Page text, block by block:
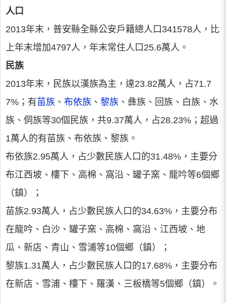
人口
2013年末，普安縣全縣公安戶籍總人口341578人，比
上年末增加4797人，年末常住人口25.6萬人。
民族
2013年末，民族以漢族為主，達23.82萬人，占71.7
7%；有苗族 、 布依族 、 黎族 、彝族、回族、白族、水
族、侗族等30個民族，共9.37萬人，占28.23%；超過
1萬人的有苗族、布依族、黎族。
布依族2.95萬人，占少數民族人口的31.48%，主要分
布江西坡、樓下、高棉、窩沿、罐子窯、龍吟等6個鄉
（鎮）；
苗族2.93萬人，占少數民族人口的34.63%，主要分布
在龍吟、白沙、罐子窯、高棉、窩沿、江西坡、地
瓜、新店、青山、雪浦等10個鄉（鎮）；
黎族1.31萬人，占少數民族人口的17.68%，主要分布
在新店、雪浦、樓下、羅漢、三板橋等5個鄉（鎮）。